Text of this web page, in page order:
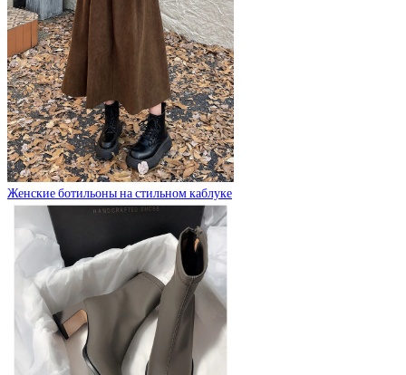
Женские ботильоны на стильном каблуке